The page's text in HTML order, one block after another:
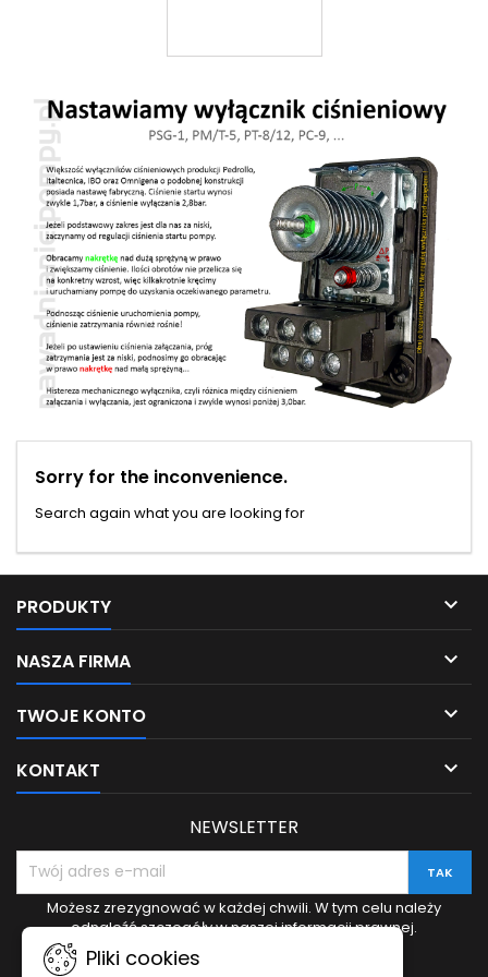
Sorry for the inconvenience.
Search again what you are looking for
PRODUKTY 
NASZA FIRMA 
TWOJE KONTO 
KONTAKT 
Pliki cookies
NEWSLETTER
Możesz zrezygnować w każdej chwili. W tym celu należy
odnaleźć szczegóły w naszej informacji prawnej.